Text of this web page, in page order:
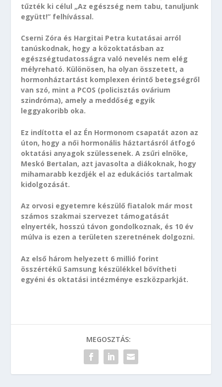
tűzték ki célul „Az egészség nem tabu, tanuljunk
együtt!” felhívással.
Cserni Zóra és Hargitai Petra kutatásai arról
tanúskodnak, hogy a közoktatásban az
egészségtudatosságra való nevelés nem elég
mélyreható. Különösen, ha olyan összetett, a
hormonháztartást komplexen érintő betegségről
van szó, mint a PCOS (policisztás ovárium
szindróma), amely a meddőség egyik
leggyakoribb oka.
Ez indította el az Én Hormonom csapatát azon az
úton, hogy a női hormonális háztartásról átfogó
oktatási anyagok szülessenek. A zsűri elnöke,
Meskó Bertalan, azt javasolta a diákoknak, hogy
mihamarabb kezdjék el az edukációs tartalmak
kidolgozását.
Az orvosi egyetemre készülő fiatalok már most
számos szakmai szervezet támogatását
elnyerték, hosszú távon gondolkoznak, és 10 év
múlva is ezen a területen szeretnének dolgozni.
Az első három helyezett 6 millió forint
összértékű Samsung készülékkel bővítheti
egyéni és oktatási intézménye eszközparkját.
MEGOSZTÁS: